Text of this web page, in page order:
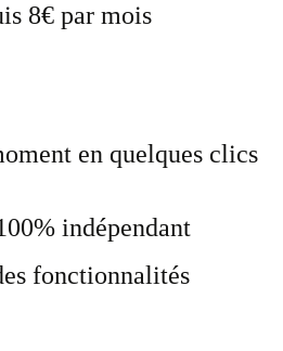
8€ par mois
en quelques clics
indépendant
fonctionnalités